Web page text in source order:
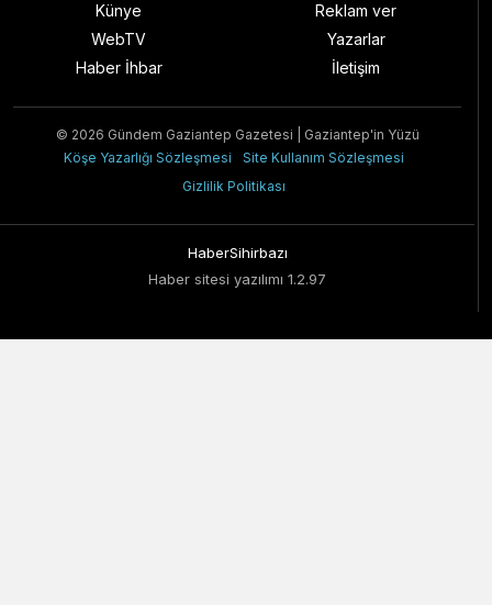
Künye
WebTV
Haber İhbar
Reklam ver
Yazarlar
İletişim
© 2026 Gündem Gaziantep Gazetesi | Gaziantep'in Yüzü
Köşe Yazarlığı Sözleşmesi
Site Kullanım Sözleşmesi
Gizlilik Politikası
HaberSihirbazı
Haber sitesi yazılımı 1.2.97